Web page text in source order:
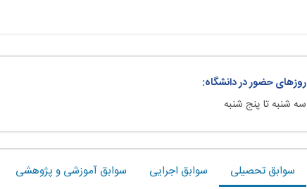
روزهای حضور در دانشگاه:
سه شنبه تا پنج شنبه
سوابق تحصیلی سوابق اجرایی
سوابق آموزشی و پژوهشی